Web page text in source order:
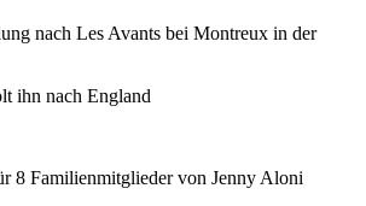
nach Les Avants bei Montreux in der
ihn nach England
8 Familienmitglieder von Jenny Aloni